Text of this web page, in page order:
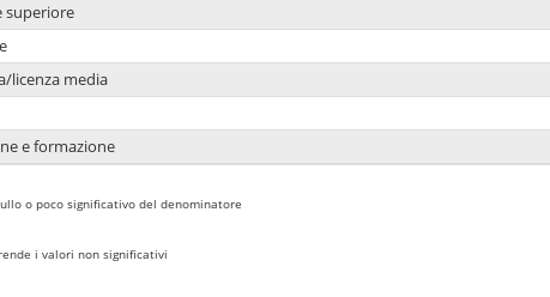
superiore
licenza media
e formazione
o poco significativo del denominatore
i valori non significativi